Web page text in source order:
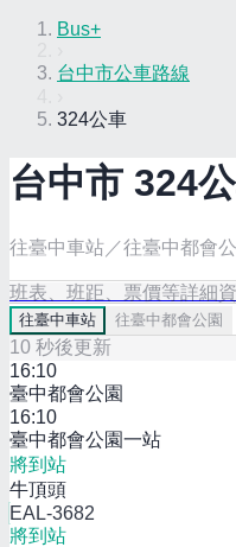
Bus+
台中市公車路線
324公車
台中市 324
往臺中車站／往臺中都會
班表、班距、票價等詳細
往臺中車站 往臺中都會公園
10 秒後更新
16:10
臺中都會公園
16:10
臺中都會公園一站
將到站
牛頂頭
EAL-3682
將到站